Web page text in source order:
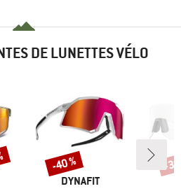
DE LUNETTES VÉLO
MARQUE
DYNAFIT
Remise
-40 % -